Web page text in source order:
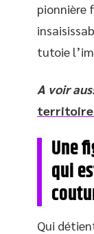
pionnière
tutoie
A voir
territoire
Une
qui
Qui